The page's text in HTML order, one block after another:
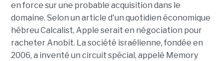
en force sur une probable acquisition dans le
domaine. Selon un article d'un quotidien économique
hébreu Calcalist, Apple serait en négociation pour
racheter Anobit. La société israélienne, fondée en
2006, a inventé un circuit spécial, appelé Memory